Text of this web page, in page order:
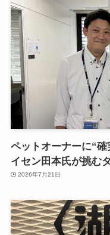
ペットオーナーに“
イセン田本氏が挑む
2026年7月21日